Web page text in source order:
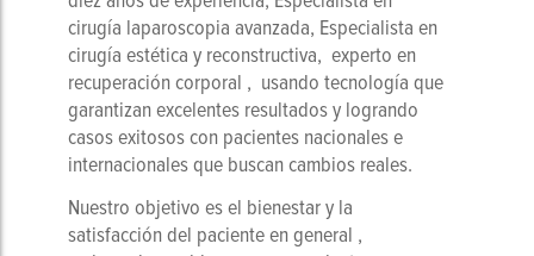
cirugía laparoscopia avanzada, Especialista en
cirugía estética y reconstructiva, experto en
recuperación corporal , usando tecnología que
garantizan excelentes resultados y logrando
casos exitosos con pacientes nacionales e
internacionales que buscan cambios reales.
Nuestro objetivo es el bienestar y la
satisfacción del paciente en general ,